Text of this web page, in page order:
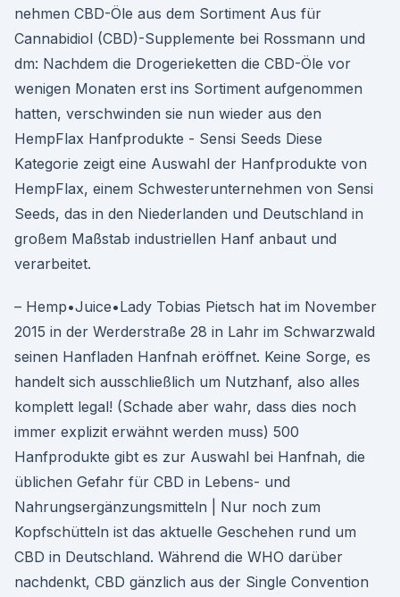
nehmen CBD-Öle aus dem Sortiment Aus für
Cannabidiol (CBD)-Supplemente bei Rossmann und
dm: Nachdem die Drogerieketten die CBD-Öle vor
wenigen Monaten erst ins Sortiment aufgenommen
hatten, verschwinden sie nun wieder aus den
HempFlax Hanfprodukte - Sensi Seeds Diese
Kategorie zeigt eine Auswahl der Hanfprodukte von
HempFlax, einem Schwesterunternehmen von Sensi
Seeds, das in den Niederlanden und Deutschland in
großem Maßstab industriellen Hanf anbaut und
verarbeitet.
– Hemp•Juice•Lady Tobias Pietsch hat im November
2015 in der Werderstraße 28 in Lahr im Schwarzwald
seinen Hanfladen Hanfnah eröffnet. Keine Sorge, es
handelt sich ausschließlich um Nutzhanf, also alles
komplett legal! (Schade aber wahr, dass dies noch
immer explizit erwähnt werden muss) 500
Hanfprodukte gibt es zur Auswahl bei Hanfnah, die
üblichen Gefahr für CBD in Lebens- und
Nahrungsergänzungsmitteln | Nur noch zum
Kopfschütteln ist das aktuelle Geschehen rund um
CBD in Deutschland. Während die WHO darüber
nachdenkt, CBD gänzlich aus der Single Convention